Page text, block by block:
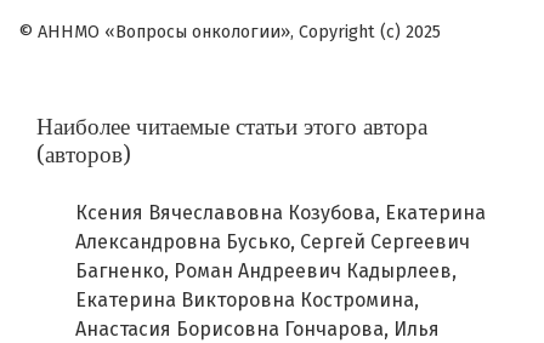
© АННМО «Вопросы онкологии», Copyright (c) 2025
Наиболее читаемые статьи этого автора
(авторов)
Ксения Вячеславовна Козубова, Екатерина
Александровна Бусько, Сергей Сергеевич
Багненко, Роман Андреевич Кадырлеев,
Екатерина Викторовна Костромина,
Анастасия Борисовна Гончарова, Илья